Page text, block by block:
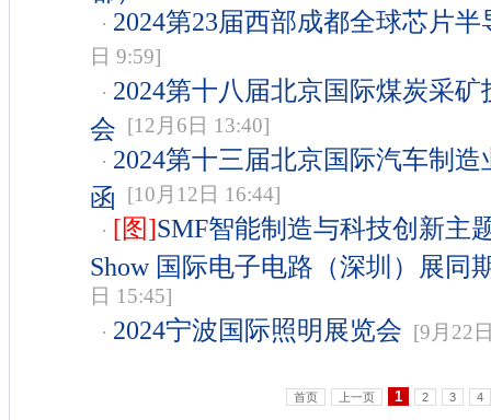
· 2024第23届西部成都全球芯片半
日 9:59]
· 2024第十八届北京国际煤炭采
会 [12月6日 13:40]
· 2024第十三届北京国际汽车制
函 [10月12日 16:44]
· [图]SMF智能制造与科技创新主
Show 国际电子电路（深圳）展同
日 15:45]
· 2024宁波国际照明展览会 [9月22
首页 上一页 1 2 3 4